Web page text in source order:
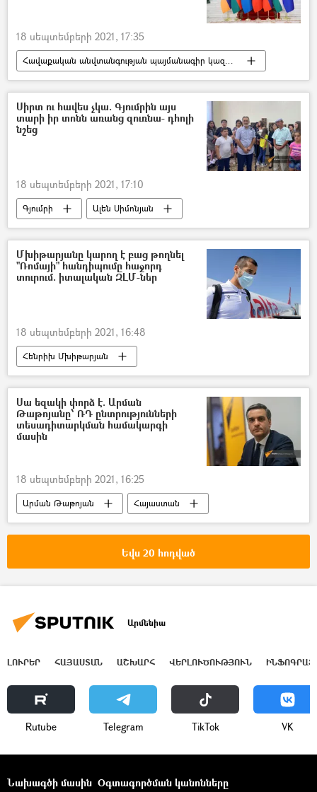
18 սեպտեմբերի 2021, 17:35
Հավաքական անվտանգության պայմանագիր կազմակերպություն (ՀԱՊԿ)
Հայաստան
Ռուսաստան
Բելառուս
բյուջե
Ղրղզստան
Հայաստան և ՀԱՊԿ
Սիրտ ու հավես չկա. Գյումրին այս
տարի իր տոնն առանց զուռնա- դհոլի
նշեց
18 սեպտեմբերի 2021, 17:10
Գյումրի
Ալեն Սիմոնյան
Ցուցահանդես
տոն միջոցառում
Մխիթարյանը կարող է բաց թողնել
"Ռոմայի" հանդիպումը հաջորդ
տուրում. իտալական ԶԼՄ-ներ
18 սեպտեմբերի 2021, 16:48
Հենրիխ Մխիթարյան
Հայաստանի ֆուտբոլի ֆեդերացիա
ֆուտբոլ
Իտալիա
Հայաստանի ազգային հավաքական
«Ռոմա» ֆուտբոլային ակումբ
ֆուտբոլիստ
Սա եզակի փորձ է. Արման
Թաթոյանը՝ ՌԴ ընտրությունների
տեսադիտարկման համակարգի
մասին
18 սեպտեմբերի 2021, 16:25
Արման Թաթոյան
Հայաստան
Ռուսաստան
ՀՀ ՄԻՊ
Պետդումա
Եվս 20 հոդված
Արմենիա
ԼՈՒՐԵՐ ՀԱՅԱՍՏԱՆ ԱՇԽԱՐՀ ՎԵՐԼՈՒԾՈՒԹՅՈՒՆ
Rutube Telegram ТikТоk VK
Նախագծի մասին Օգտագործման կանոնները